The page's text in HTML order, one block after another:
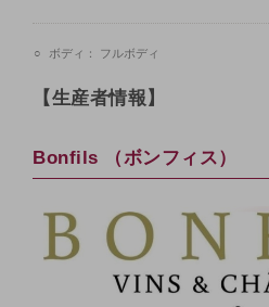
ボディ： フルボディ
【生産者情報】
Bonfils （ボンフィス）